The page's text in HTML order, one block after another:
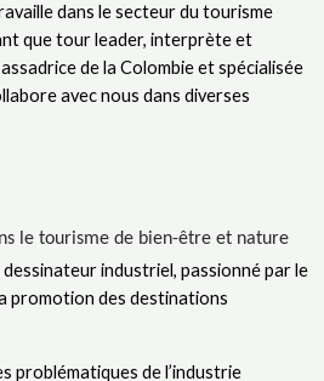
dans lesecteur du tourisme
que tour leader, interprète et
de la Colombie et spécialisée
avec nous dans diverses
le tourisme de bien-être et nature
industriel, passionné par le
promotion des destinations
problématiques de l’industrie